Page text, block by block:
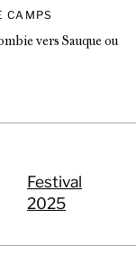
CAMPS
vers Sauque ou
Festival
2025